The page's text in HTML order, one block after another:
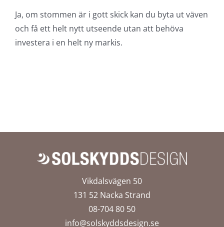
Ja, om stommen är i gott skick kan du byta ut väven
och få ett helt nytt utseende utan att behöva
investera i en helt ny markis.
Vikdalsvägen 50
131 52 Nacka Strand
08-704 80 50
info@solskyddsdesign.se